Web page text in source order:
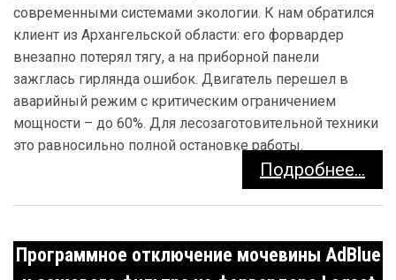
современными системами экологии. К нам обратился
клиент из Архангельской области: его форвардер
внезапно потерял тягу, а на приборной панели
зажглась гирлянда ошибок. Двигатель перешел в
аварийный режим с критическим ограничением
мощности – до 60%. Для лесозаготовительной техники
это равносильно полной остановке работы.
Подробнее...
Программное отключение мочевины AdBlue